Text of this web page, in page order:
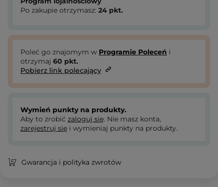
Po zakupie otrzymasz: 24 pkt.
Poleć go znajomym w Programie Poleceń i
otrzymaj 60 pkt.
Pobierz link polecający
Wymień punkty na produkty.
Aby to zrobić zaloguj się. Nie masz konta,
zarejestruj się i wymieniaj punkty na produkty.
Gwarancja i polityka zwrotów